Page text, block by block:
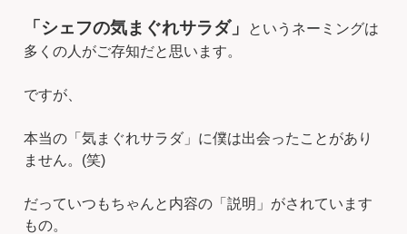
「シェフの気まぐれサラダ」
というネーミングは
多くの人がご存知だと思います。
ですが、
本当の「気まぐれサラダ」に僕は出会ったことがあり
ません。(笑)
だっていつもちゃんと内容の「説明」がされています
もの。